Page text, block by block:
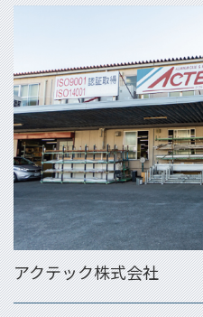
アクテック株式会社